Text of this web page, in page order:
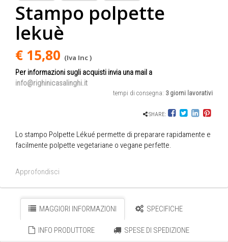
Stampo polpette
lekuè
€ 15,80 (Iva Inc )
Per informazioni sugli acquisti invia una mail a
info@righinicasalinghi.it
tempi di consegna: 3 giorni lavorativi
SHARE:
Lo stampo Polpette Lékué permette di preparare rapidamente e
facilmente polpette vegetariane o vegane perfette.
Approfondisci
MAGGIORI INFORMAZIONI SPECIFICHE
INFO PRODUTTORE SPESE DI SPEDIZIONE